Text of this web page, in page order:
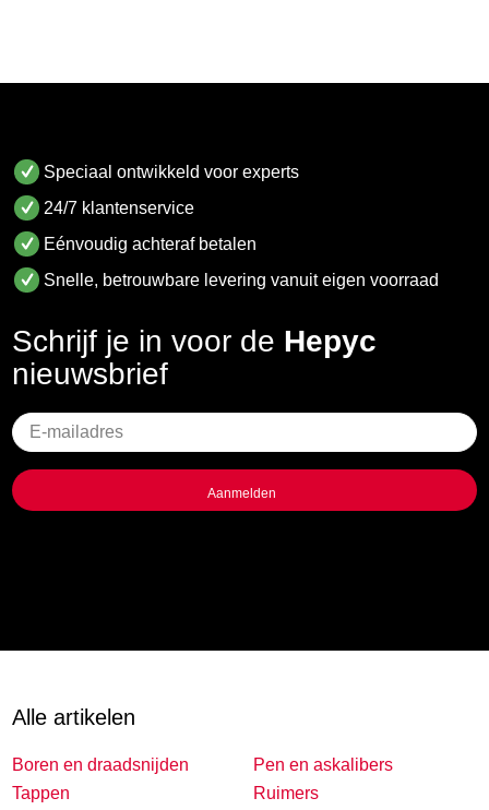
Speciaal ontwikkeld voor experts
24/7 klantenservice
Eénvoudig achteraf betalen
Snelle, betrouwbare levering vanuit eigen voorraad
Schrijf je in voor de Hepyc
nieuwsbrief
Geen
titel
Alle artikelen
Boren en draadsnijden
Tappen
Pen en askalibers
Ruimers